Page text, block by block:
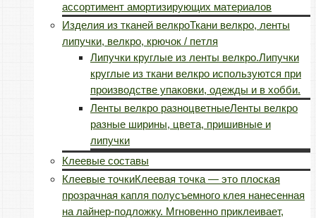
ассортимент амортизирующих материалов
Изделия из тканей велкроТкани велкро, ленты
липучки, велкро, крючок / петля
Липучки круглые из ленты велкро.Липучки
круглые из ткани велкро используются при
производстве упаковки, одежды и в хобби.
Ленты велкро разноцветныеЛенты велкро
разные ширины, цвета, пришивные и
липучки
Клеевые составы
Клеевые точкиКлеевая точка — это плоская
прозрачная капля полусъемного клея нанесенная
на лайнер-подложку. Мгновенно приклеивает,